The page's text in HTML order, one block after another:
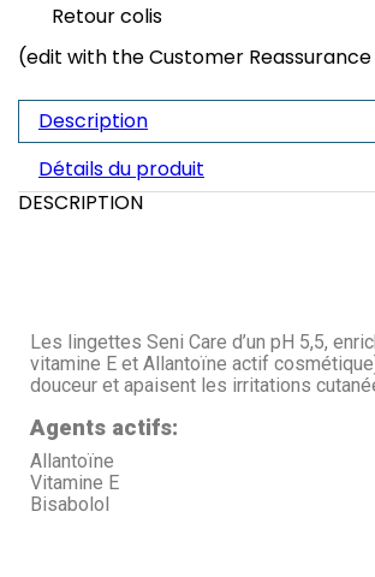
Retour colis
(edit with the Customer
Description
Détails du produit
DESCRIPTION
Les lingettes Seni Care d’un pH 5,5,
vitamine E et Allantoïne actif
douceur et apaisent les irritations
Agents actifs:
Allantoïne
Vitamine E
Bisabolol